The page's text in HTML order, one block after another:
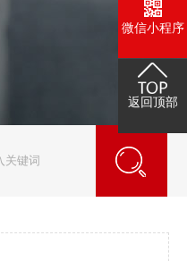
微信小程序
返回顶部